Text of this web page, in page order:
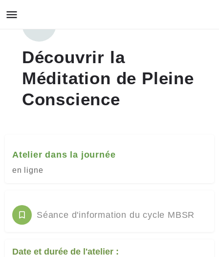
Découvrir la
Méditation de Pleine
Conscience
Atelier dans la journée
en ligne
Séance d'information du cycle MBSR
Date et durée de l'atelier :